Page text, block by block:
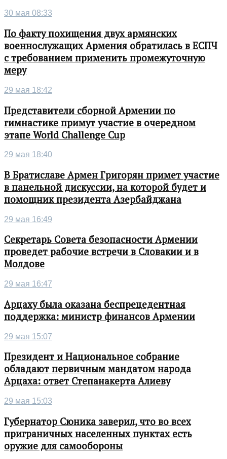
30 мая 08:33
По факту похищения двух армянских
военнослужащих Армения обратилась в ЕСПЧ
с требованием применить промежуточную
меру
29 мая 18:42
Представители сборной Армении по
гимнастике примут участие в очередном
этапе World Challenge Cup
29 мая 18:40
В Братиславе Армен Григорян примет участие
в панельной дискуссии, на которой будет и
помощник президента Азербайджана
29 мая 16:49
Секретарь Совета безопасности Армении
проведет рабочие встречи в Словакии и в
Молдове
29 мая 16:47
Арцаху была оказана беспрецедентная
поддержка: министр финансов Армении
29 мая 15:07
Президент и Национальное собрание
обладают первичным мандатом народа
Арцаха: ответ Степанакерта Алиеву
29 мая 15:03
Губернатор Сюника заверил, что во всех
приграничных населенных пунктах есть
оружие для самообороны